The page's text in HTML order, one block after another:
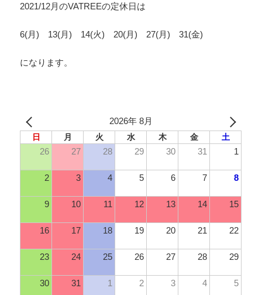
2021/12月のVATREEの定休日は
6(月) 13(月) 14(火) 20(月) 27(月) 31(金)
になります。
2026年 8月
日 月 火 水 木 金 土
26 27 28 29 30 31 1
2 3 4 5 6 7 8
9 10 11 12 13 14 15
16 17 18 19 20 21 22
23 24 25 26 27 28 29
30 31 1 2 3 4 5